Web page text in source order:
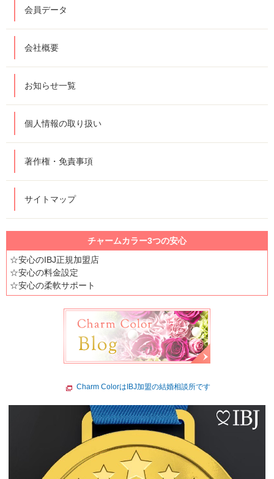
会員データ
会社概要
お知らせ一覧
個人情報の取り扱い
著作権・免責事項
サイトマップ
チャームカラー3つの安心
☆安心のIBJ正規加盟店
☆安心の料金設定
☆安心の柔軟サポート
Charm ColorはIBJ加盟の結婚相談所です